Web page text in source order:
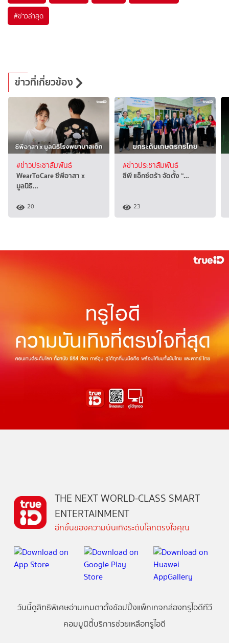
#ข่าวล่าสุด
ข่าวที่เกี่ยวข้อง
#ข่าวประชาสัมพันธ์
WearToCare ซีพีอาสา x
มูลนิธิ…
20
#ข่าวประชาสัมพันธ์
ซีพี แอ็กซ์ตร้า จัดตั้ง “…
23
THE NEXT WORLD-CLASS SMART
ENTERTAINMENT
อีกขั้นของความบันเทิงระดับโลกตรงใจคุณ
วันนี้ดูสิทธิพิเศษอ่านเกมตาตั้งช้อปปิ้งแพ็กเกจกล่องทรูไอดีทีวี
คอมมูนิตี้บริการช่วยเหลือทรูไอดี